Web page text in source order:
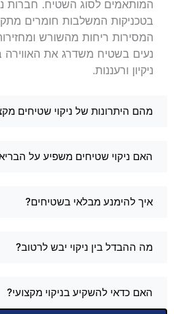
המותאמים לסוג השטיח. חברות
בטכניקות המשלבות חומרים
המסירות ריחות מהשורש
נעים בשטיח משדרג את
ניקיון ורעננות.
מהם היתרונות של ניקוי שטיחים
האם ניקוי שטיחים משפיע על
איך להימנע מבלאי בשטיחים?
מה ההבדל בין ניקוי יבש לרטוב?
האם כדאי להשקיע בניקוי מקצועי?